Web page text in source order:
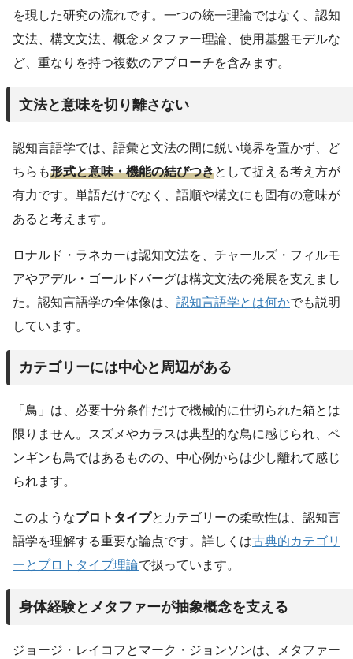
を現した研究の流れです。一つの統一理論ではなく、認知
文法、構文文法、概念メタファー理論、使用基盤モデルな
ど、重なりを持つ複数のアプローチを含みます。
文法と意味を切り離さない
認知言語学では、語彙と文法の間に鋭い境界を置かず、ど
ちらも形式と意味・機能の結びつきとして捉える考え方が
有力です。単語だけでなく、語順や構文にも固有の意味が
あると考えます。
ロナルド・ラネカーは認知文法を、チャールズ・フィルモ
アやアデル・ゴールドバーグは構文文法の発展を支えまし
た。認知言語学の全体像は、 認知言語学とは何かでも説明
しています。
カテゴリーには中心と周辺がある
「鳥」は、必要十分条件だけで機械的に仕切られた箱とは
限りません。スズメやカラスは典型的な鳥に感じられ、ペ
ンギンも鳥ではあるものの、中心例からは少し離れて感じ
られます。
このようなプロトタイプとカテゴリーの柔軟性は、認知言
語学を理解する重要な論点です。詳しくは古典的カテゴリ
ーとプロトタイプ理論で扱っています。
身体経験とメタファーが抽象概念を支える
ジョージ・レイコフとマーク・ジョンソンは、メタファー